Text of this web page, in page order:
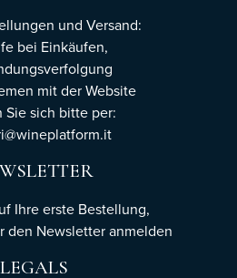
und Versand:
bei Einkäufen,
mit der Website
Sie sich bitte per:
Ihre erste Bestellung,
den Newsletteranmelden
LEGALS